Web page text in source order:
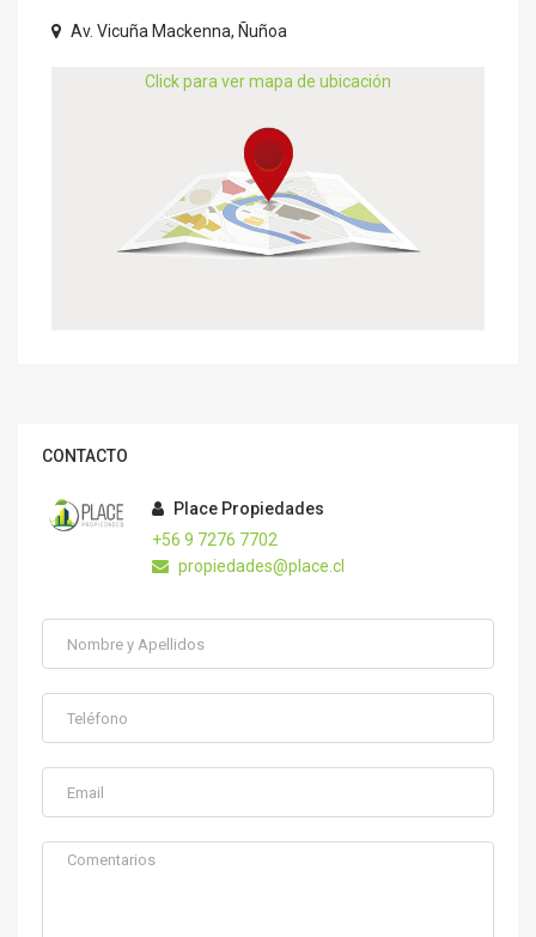
Av. Vicuña Mackenna, Ñuñoa
Click para ver mapa de ubicación
CONTACTO
Place Propiedades
+56 9 7276 7702
propiedades@place.cl